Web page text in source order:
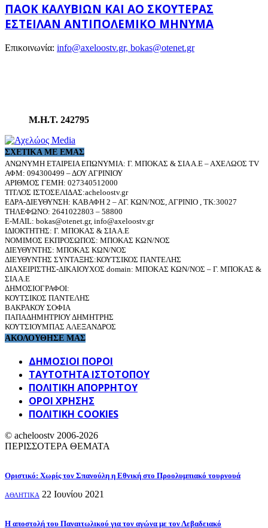
ΠΑΟΚ ΚΑΛΥΒΊΩΝ ΚΑΙ ΑΟ ΣΚΟΥΤΕΡΆΣ
ΈΣΤΕΙΛΑΝ ΑΝΤΙΠΟΛΕΜΙΚΌ ΜΉΝΥΜΑ
Επικοινωνία: info@axeloostv.gr, bokas@otenet.gr
Μ.Η.Τ. 242795
ΣΧΕΤΙΚΆ ΜΕ ΕΜΆΣ
ΑΝΩΝΥΜΗ ΕΤΑΙΡΕΙΑ ΕΠΩΝΥΜΙΑ: Γ. ΜΠΟΚΑΣ & ΣΙΑ Α.Ε – ΑΧΕΛΩΟΣ TV
ΑΦΜ: 094300499 – ΔΟΥ ΑΓΡΙΝΙΟΥ
ΑΡΙΘΜΟΣ ΓΕΜΗ: 027340512000
ΤΙΤΛΟΣ ΙΣΤΟΣΕΛΙΔΑΣ:acheloostv.gr
ΕΔΡΑ-ΔΙΕΥΘΥΝΣΗ: ΚΑΒΑΦΗ 2 – ΑΓ. ΚΩΝ/ΝΟΣ, ΑΓΡΙΝΙΟ , ΤΚ:30027
ΤΗΛΕΦΩΝΟ: 2641022803 – 58800
E-MAIL: bokas@otenet.gr, info@axeloostv.gr
ΙΔΙΟΚΤΗΤΗΣ: Γ. ΜΠΟΚΑΣ & ΣΙΑ Α.Ε
ΝΟΜΙΜΟΣ ΕΚΠΡΟΣΩΠΟΣ: ΜΠΟΚΑΣ ΚΩΝ/ΝΟΣ
ΔΙΕΥΘΥΝΤΗΣ: ΜΠΟΚΑΣ ΚΩΝ/ΝΟΣ
ΔΙΕΥΘΥΝΤΗΣ ΣΥΝΤΑΞΗΣ:ΚΟΥΤΣΙΚΟΣ ΠΑΝΤΕΛΗΣ
ΔΙΑΧΕΙΡΙΣΤΗΣ-ΔΙΚΑΙΟΥΧΟΣ domain: ΜΠΟΚΑΣ ΚΩΝ/ΝΟΣ – Γ. ΜΠΟΚΑΣ &
ΣΙΑ Α.Ε
ΔΗΜΟΣΙΟΓΡΑΦΟΙ:
ΚΟΥΤΣΙΚΟΣ ΠΑΝΤΕΛΗΣ
ΒΑΚΡΑΚΟΥ ΣΟΦΙΑ
ΠΑΠΑΔΗΜΗΤΡΙΟΥ ΔΗΜΗΤΡΗΣ
ΚΟΥΤΣΙΟΥΜΠΑΣ ΑΛΕΞΑΝΔΡΟΣ
ΑΚΟΛΟΥΘΗΣΕ ΜΑΣ
ΔΗΜΟΣΙΟΙ ΠΟΡΟΙ
ΤΑΥΤΌΤΗΤΑ ΙΣΤΌΤΟΠΟΥ
ΠΟΛΙΤΙΚΉ ΑΠΟΡΡΉΤΟΥ
ΌΡΟΙ ΧΡΉΣΗΣ
ΠΟΛΙΤΙΚΗ COOKIES
© acheloostv 2006-2026
ΠΕΡΙΣΣΟΤΕΡΑ ΘΕΜΑΤΑ
Οριστικό: Χωρίς τον Σπανούλη η Εθνική στο Προολυμπιακό τουρνουά
ΑΘΛΗΤΙΚΑ 22 Ιουνίου 2021
Η αποστολή του Παναιτωλικού για τον αγώνα με τον Λεβαδειακό